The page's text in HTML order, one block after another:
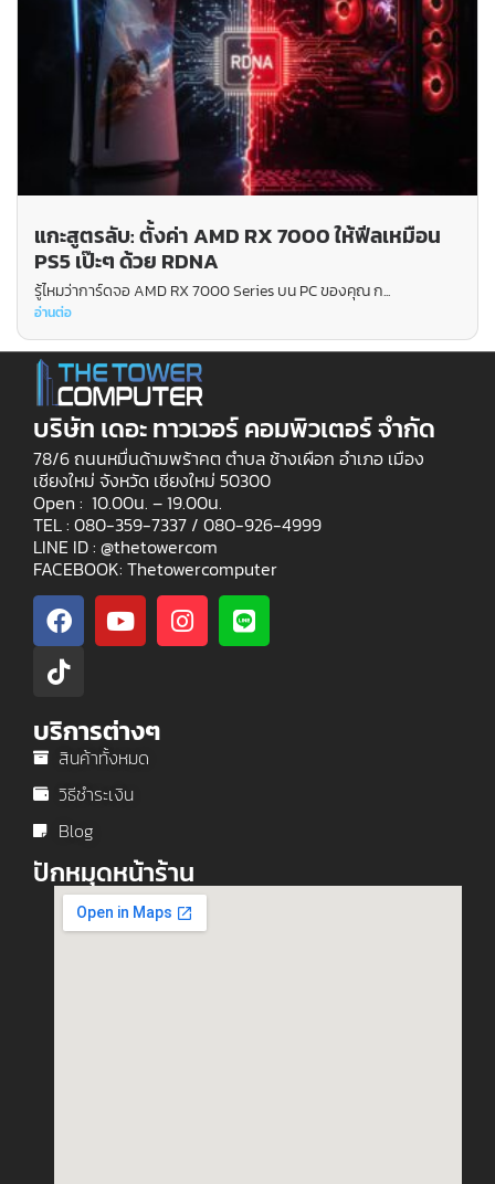
แกะสูตรลับ: ตั้งค่า AMD RX 7000 ให้ฟีลเหมือน
PS5 เป๊ะๆ ด้วย RDNA
รู้ไหมว่าการ์ดจอ AMD RX 7000 Series บน PC ของคุณ ก...
อ่านต่อ
บริษัท เดอะ ทาวเวอร์ คอมพิวเตอร์ จำกัด
78/6 ถนนหมื่นด้ามพร้าคต ตำบล ช้างเผือก อำเภอ เมือง
เชียงใหม่ จังหวัด เชียงใหม่ 50300
Open : 10.00น. – 19.00น.
TEL : 080-359-7337 / 080-926-4999
LINE ID : @thetowercom
FACEBOOK: Thetowercomputer
บริการต่างๆ
สินค้าทั้งหมด
วิธีชำระเงิน
Blog
ปักหมุดหน้าร้าน